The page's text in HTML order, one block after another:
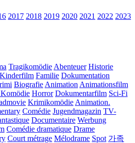
2017 2018 2019 2020 2021 2022 2023
Tragikomödie Abenteuer Historie
Kinderfilm Familie Dokumentation
Biografie Animation Animationsfilm
Horror Dokumentarfilm Sci-Fi
Krimikomödie Animation.
Comédie Jugendmagazin TV-
Documentaire Werbung
Comédie dramatique Drame
Court métrage Mélodrame Spot 가족